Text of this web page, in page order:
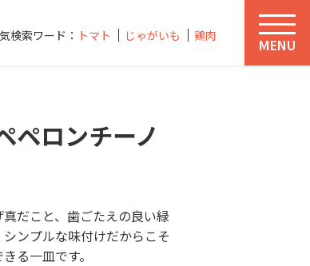
MENU
検索ワード： トマト じゃがいも 鶏肉
ペロンチーノ
だこと、歯ごたえの良い緑
ンプルな味付けだからこそ
る一皿です。